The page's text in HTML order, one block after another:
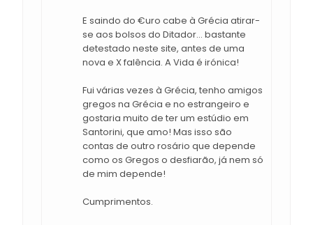
E saindo do €uro cabe à Grécia atirar-
se aos bolsos do Ditador... bastante
detestado neste site, antes de uma
nova e X falência. A Vida é irónica!
Fui várias vezes à Grécia, tenho amigos
gregos na Grécia e no estrangeiro e
gostaria muito de ter um estúdio em
Santorini, que amo! Mas isso são
contas de outro rosário que depende
como os Gregos o desfiarão, já nem só
de mim depende!
Cumprimentos.